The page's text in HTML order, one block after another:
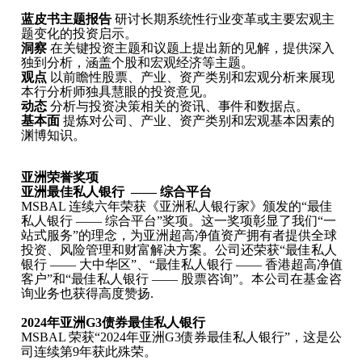
蓝皮书主题报告 研讨长期系统性行业变革或主要宏观主
题变化的投资启示。
洞察 在关键投资主题和议题上提出新的见解，提供深入
独到分析，涵盖个股和宏观经济等主题。
观点 以前瞻性股票、产业、资产类别和宏观分析来展现
本行分析师独具慧眼的投资意见。
动态 分析与投资决策相关的资讯、事件和数据点。
基本面 提炼对公司、产业、资产类别和宏观基本因素的
渊博知识。
亚洲荣誉奖项
亚洲最佳私人银行 —— 综合平台
MSBAL 连续六年荣获《亚洲私人银行家》颁发的“最佳
私人银行 —— 综合平台”奖项。这一奖项彰显了我们“一
站式服务”的理念，为亚洲超高净值资产拥有者提供全球
投资、风险管理和财富解决方案。公司还荣获“最佳私人
银行 ―― 大中华区”、“最佳私人银行 ―― 香港超高净值
客户”和“最佳私人银行 ―― 股票咨询”。本公司在基金咨
询业务也获得高度赞扬.
2024年亚洲G3债券最佳私人银行
MSBAL 荣获“2024年亚洲G3债券最佳私人银行”，这是公
司连续第9年获此殊荣。